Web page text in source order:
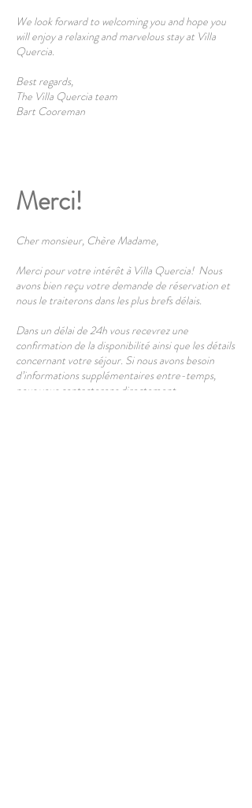
We look forward to welcoming you and hope you
will enjoy a relaxing and marvelous stay at Villa
Quercia.
Best regards,
The Villa Quercia team
Bart Cooreman
Merci!
Cher monsieur, Chère Madame,
Merci pour votre intérêt à Villa Quercia! Nous
avons bien reçu votre demande de réservation et
nous le traiterons dans les plus brefs délais.
Dans un délai de 24h vous recevrez une
confirmation de la disponibilité ainsi que les détails
concernant votre séjour. Si nous avons besoin
d’informations supplémentaires entre-temps,
nous vous contacterons directement.